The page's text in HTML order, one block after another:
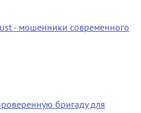
- мошенники современного
бригаду для